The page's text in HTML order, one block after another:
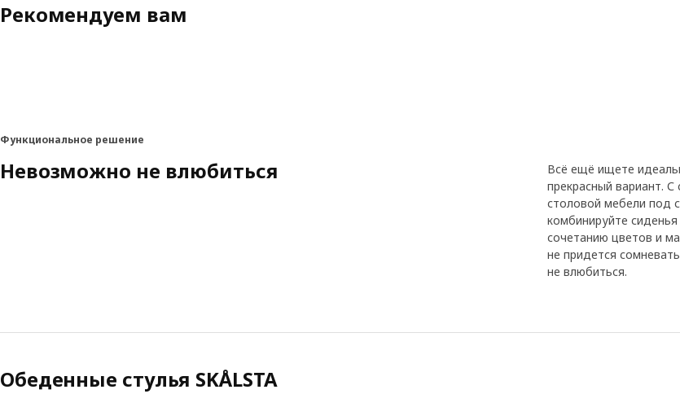
Рекомендуем вам
Функциональное решение
Невозможно не влюбиться
Всё ещё ищете
прекрасный вариант.
столовой мебели под
комбинируйте
сочетанию цветов и
не придется
не влюбиться.
Обеденные стулья SKÅLSTA